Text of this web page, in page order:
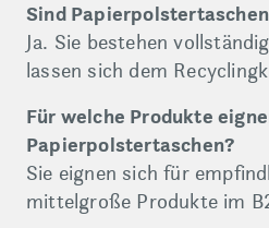
Sind
Ja. Sie bestehen
lassen sich dem
Für welche Produkte
Papierpolstertaschen?
Sie eignen sich für
mittelgroße Produkte im